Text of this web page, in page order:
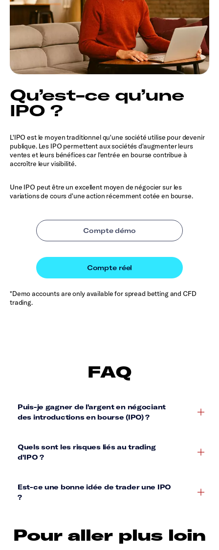
Qu’est-ce qu’une
IPO ?
L'IPO est le moyen traditionnel qu'une société utilise pour devenir
publique. Les IPO permettent aux sociétés d'augmenter leurs
ventes et leurs bénéfices car l'entrée en bourse contribue à
accroître leur visibilité.
Une IPO peut être un excellent moyen de négocier sur les
variations de cours d'une action récemment cotée en bourse.
*Demo accounts are only available for spread betting and CFD
trading.
FAQ
Pour aller plus loin